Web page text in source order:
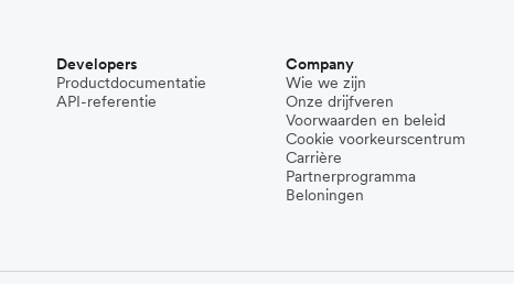
Developers
Productdocumentatie
API-referentie
Company
Wie we zijn
Onze drijfveren
Voorwaarden en beleid
Cookie voorkeurscentrum
Carrière
Partnerprogramma
Beloningen